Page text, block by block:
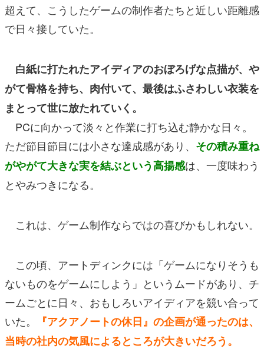
超えて、こうしたゲームの制作者たちと近しい距離感
で日々接していた。
白紙に打たれたアイディアのおぼろげな点描が、や
がて骨格を持ち、肉付いて、最後はふさわしい衣装を
まとって世に放たれていく。
PCに向かって淡々と作業に打ち込む静かな日々。
ただ節目節目には小さな達成感があり、 その積み重ね
がやがて大きな実を結ぶという高揚感は、一度味わう
とやみつきになる。
これは、ゲーム制作ならではの喜びかもしれない。
この頃、アートディンクには「ゲームになりそうも
ないものをゲームにしよう」というムードがあり、チ
ームごとに日々、おもしろいアイディアを競い合って
いた。
『アクアノートの休日』の企画が通ったのは、
当時の社内の気風によるところが大きいだろう。